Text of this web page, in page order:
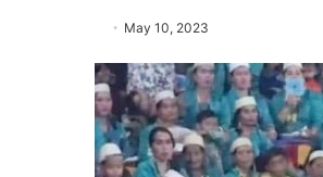
May 10, 2023